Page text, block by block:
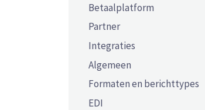
Betaalplatform
Partner
Integraties
Algemeen
Formaten en berichttypes
EDI